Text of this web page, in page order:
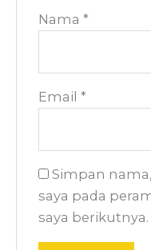
Nama*
Email*
Simpan
saya pada
saya berikutnya.